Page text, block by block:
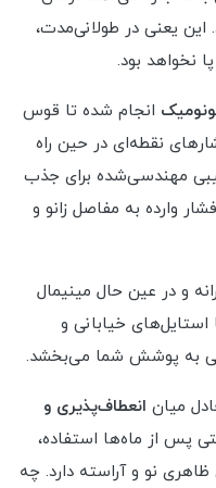
یعنی در طولانی‌مدت،
نخواهد بود.
انجام شده تا قوس
نقطه‌ای در حین راه
مهندسی‌شده برای جذب
وارده به مفاصل زانو و
و در عین حال مینیمال
خیابانی و
به پوشش شما می‌بخشد.
میان انعطاف‌پذیری و
پس از ماه‌ها استفاده،
نو و آراسته دارد. چه